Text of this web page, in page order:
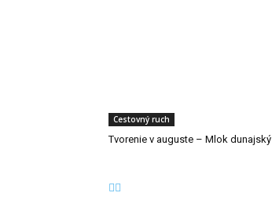
Cestovný ruch
Tvorenie v auguste – Mlok dunajský